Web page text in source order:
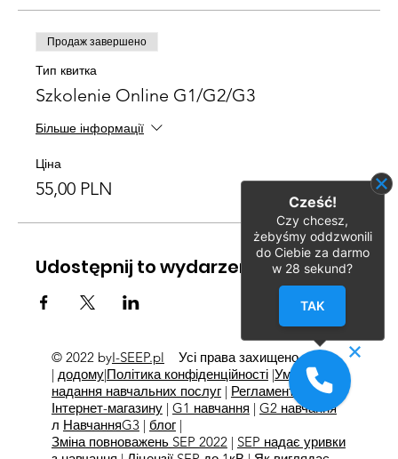
Продаж завершено
Тип квитка
Szkolenie Online G1/G2/G3
Більше інформації
Ціна
55,00 PLN
Udostępnij to wydarzenie
© 2022 byI-SEEP.pl
Усі права захищено
| додому|Політика конфіденційності|Умови
надання навчальних послуг| Регламент
Інтернет-магазину | G1 навчання | G2 навчання
л НавчанняG3 | блог|
Зміна повноважень SEP 2022 | SEP надає уривки
Cześć!
Czy chcesz,
żebyśmy oddzwonili
do Ciebie za darmo
w 28 sekund?
TAK